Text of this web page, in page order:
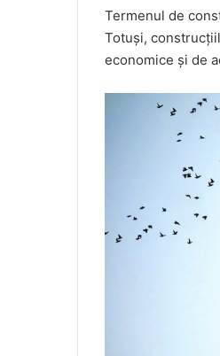
Termenul de
Totuși,
economice și de